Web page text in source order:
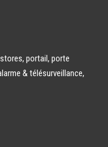
stores,portail,porte
& télésurveillance,